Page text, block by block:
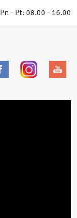
Pn - Pt: 08.00 - 16.00